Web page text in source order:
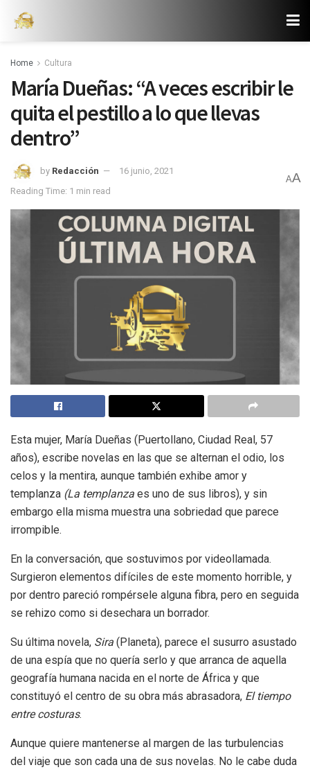
Home Cultura
María Dueñas: “A veces escribir le
quita el pestillo a lo que llevas
dentro”
by Redacción
16 junio, 2021
Reading Time: 1 min read
AA
Esta mujer, María Dueñas (Puertollano, Ciudad Real, 57
años), escribe novelas en las que se alternan el odio, los
celos y la mentira, aunque también exhibe amor y
templanza (La templanza es uno de sus libros), y sin
embargo ella misma muestra una sobriedad que parece
irrompible.
En la conversación, que sostuvimos por videollamada.
Surgieron elementos difíciles de este momento horrible, y
por dentro pareció rompérsele alguna fibra, pero en seguida
se rehizo como si desechara un borrador.
Su última novela, Sira (Planeta), parece el susurro asustado
de una espía que no quería serlo y que arranca de aquella
geografía humana nacida en el norte de África y que
constituyó el centro de su obra más abrasadora, El tiempo
entre costuras.
Aunque quiere mantenerse al margen de las turbulencias
del viaje que son cada una de sus novelas. No le cabe duda